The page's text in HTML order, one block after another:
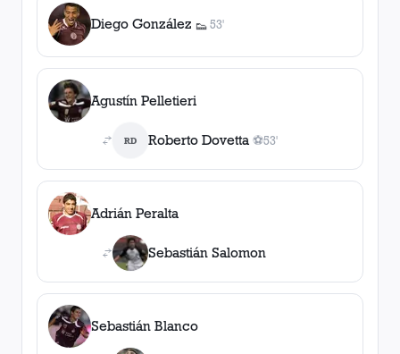
Diego González 👟
1asistencia
53'
Agustín Pelletieri
RD Roberto Dovetta ⚽
1gol
53'
Adrián Peralta
Sebastián Salomon
Sebastián Blanco